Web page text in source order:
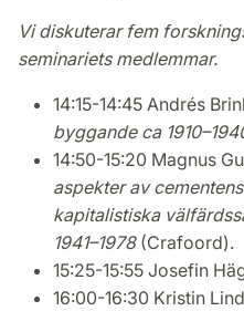
Vi diskuterar fem
seminariets medlemmar.
14:15-14:45 Andrés
byggande ca
14:50-15:20 Magnus
aspekter av
kapitalistiska
1941–1978(Crafoord).
15:25-15:55 Josefin
16:00-16:30 Kristin